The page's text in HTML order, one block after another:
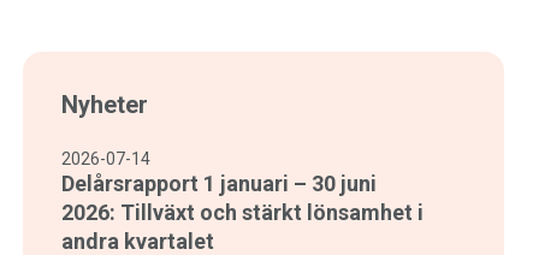
Nyheter
2026-07-14
Delårsrapport 1 januari – 30 juni
2026: Tillväxt och stärkt lönsamhet i
andra kvartalet